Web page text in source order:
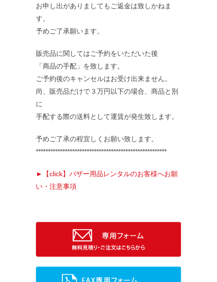
求人情報案内
FC紹介
お申し出がありましてもご返金は致しかねま
す。
予めご了承願います。
販売品に関してはご予約をいただいた後
「商品の手配」を致します。
ご予約後のキャンセルはお受け出来ません。
尚、販売品だけで３万円以下の場合、商品と別
に
手配する際の送料として運賃が発生致します。
予めご了承の程宜しくお願い致します。
******************************************************
►【click】バザー用品レンタルのお客様へお願
い・注意事項